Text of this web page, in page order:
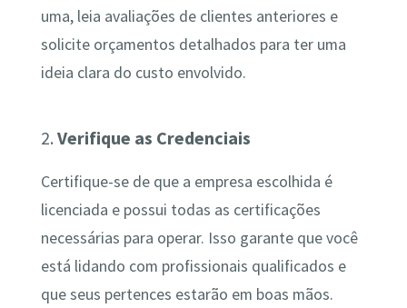
uma, leia avaliações de clientes anteriores e
solicite orçamentos detalhados para ter uma
ideia clara do custo envolvido.
2. Verifique as Credenciais
Certifique-se de que a empresa escolhida é
licenciada e possui todas as certificações
necessárias para operar. Isso garante que você
está lidando com profissionais qualificados e
que seus pertences estarão em boas mãos.